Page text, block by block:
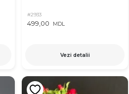
#2933
499,00 MDL
Vezi detalii